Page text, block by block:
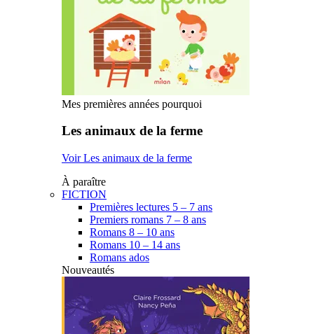
Mes premières années pourquoi
Les animaux de la ferme
Voir Les animaux de la ferme
À paraître
FICTION
Premières lectures 5 – 7 ans
Premiers romans 7 – 8 ans
Romans 8 – 10 ans
Romans 10 – 14 ans
Romans ados
Nouveautés